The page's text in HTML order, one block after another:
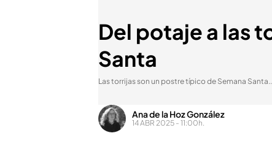
Del potaje a las
Santa
Las torrijas son un postre típico de Semana Santa..
Ana de la Hoz González
14 ABR 2025 - 11:00h.